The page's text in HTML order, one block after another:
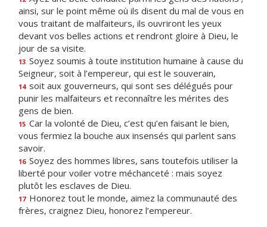
ainsi, sur le point même où ils disent du mal de vous en
vous traitant de malfaiteurs, ils ouvriront les yeux
devant vos belles actions et rendront gloire à Dieu, le
jour de sa visite.
13 Soyez soumis à toute institution humaine à cause du
Seigneur, soit à l’empereur, qui est le souverain,
14 soit aux gouverneurs, qui sont ses délégués pour
punir les malfaiteurs et reconnaître les mérites des
gens de bien.
15 Car la volonté de Dieu, c’est qu’en faisant le bien,
vous fermiez la bouche aux insensés qui parlent sans
savoir.
16 Soyez des hommes libres, sans toutefois utiliser la
liberté pour voiler votre méchanceté : mais soyez
plutôt les esclaves de Dieu.
17 Honorez tout le monde, aimez la communauté des
frères, craignez Dieu, honorez l’empereur.